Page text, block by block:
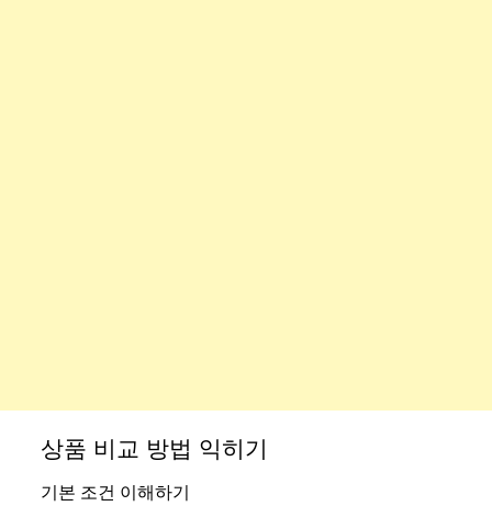
상품 비교 방법 익히기
기본 조건 이해하기